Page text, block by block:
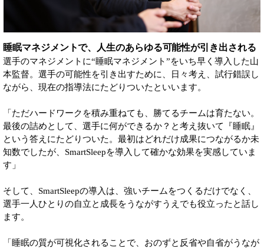
睡眠マネジメントで、人生のあらゆる可能性が引き出される
選手のマネジメントに“睡眠マネジメント”をいち早く導入した山
本監督。選手の可能性を引き出すために、日々考え、試行錯誤し
ながら、現在の指導法にたどりついたといいます。
「ただハードワークを積み重ねても、勝てるチームは育たない。
最後の詰めとして、選手に何ができるか？と考え抜いて『睡眠』
という答えにたどりついた。最初はどれだけ成果につながるか未
知数でしたが、SmartSleepを導入して確かな効果を実感していま
す」
そして、SmartSleepの導入は、強いチームをつくるだけでなく、
選手一人ひとりの自立と成長をうながすうえでも役立ったと話し
ます。
「睡眠の質が可視化されることで、おのずと反省や自省がうなが